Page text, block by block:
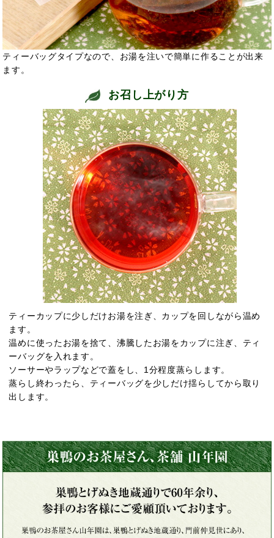
ティーバッグタイプなので、お湯を注いで簡単に作ることが出来
ます。
お召し上がり方
ティーカップに少しだけお湯を注ぎ、カップを回しながら温め
ます。
温めに使ったお湯を捨て、沸騰したお湯をカップに注ぎ、ティ
ーバッグを入れます。
ソーサーやラップなどで蓋をし、1分程度蒸らします。
蒸らし終わったら、ティーバッグを少しだけ揺らしてから取り
出します。